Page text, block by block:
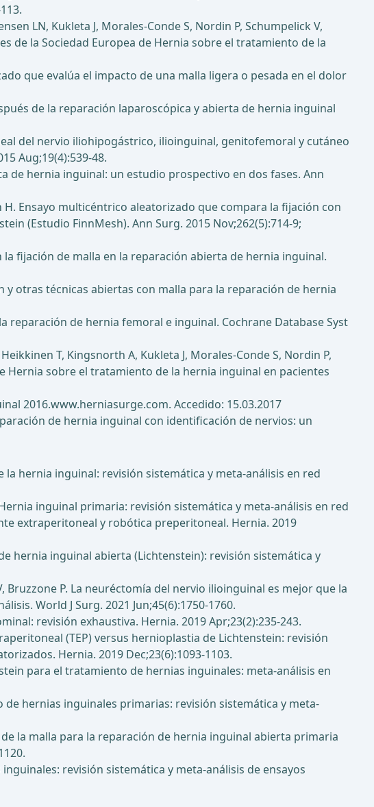
LN, Kukleta J, Morales-Conde S, Nordin P, Schumpelick V,
de la Sociedad Europea de Hernia sobre el tratamiento de la
que evalúa el impacto de una malla ligera o pesada en el dolor
de la reparación laparoscópica y abierta de hernia inguinal
del nervio iliohipogástrico, ilioinguinal, genitofemoral y cutáneo
Aug;19(4):539-48.
de hernia inguinal: un estudio prospectivo en dos fases. Ann
H. Ensayo multicéntrico aleatorizado que compara la fijación con
(Estudio FinnMesh). Ann Surg. 2015 Nov;262(5):714-9;
fijación de malla en la reparación abierta de hernia inguinal.
y otras técnicas abiertas con malla para la reparación de hernia
reparación de hernia femoral e inguinal. Cochrane Database Syst
T, Kingsnorth A, Kukleta J, Morales-Conde S, Nordin P,
Hernia sobre el tratamiento de la hernia inguinal en pacientes
2016.www.herniasurge.com. Accedido: 15.03.2017
de hernia inguinal con identificación de nervios: un
la hernia inguinal: revisión sistemática y meta-análisis en red
inguinal primaria: revisión sistemática y meta-análisis en red
extraperitoneal y robótica preperitoneal. Hernia. 2019
hernia inguinal abierta (Lichtenstein): revisión sistemática y
Bruzzone P. La neuréctomía del nervio ilioinguinal es mejor que la
World J Surg. 2021 Jun;45(6):1750-1760.
revisión exhaustiva. Hernia. 2019 Apr;23(2):235-243.
(TEP) versus hernioplastia de Lichtenstein: revisión
Hernia. 2019 Dec;23(6):1093-1103.
para el tratamiento de hernias inguinales: meta-análisis en
de hernias inguinales primarias: revisión sistemática y meta-
la malla para la reparación de hernia inguinal abierta primaria
revisión sistemática y meta-análisis de ensayos